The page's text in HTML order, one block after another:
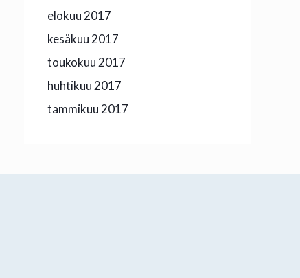
elokuu 2017
kesäkuu 2017
toukokuu 2017
huhtikuu 2017
tammikuu 2017